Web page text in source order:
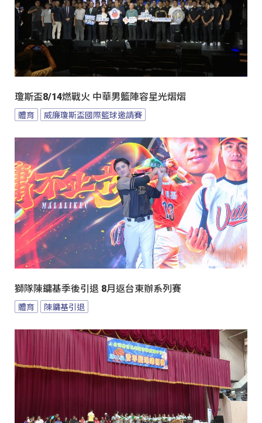
瓊斯盃8/14燃戰火 中華男籃陣容星光熠熠
體育 威廉瓊斯盃國際籃球邀請賽
獅隊陳鏞基季後引退 8月返台東辦系列賽
體育 陳鏞基引退